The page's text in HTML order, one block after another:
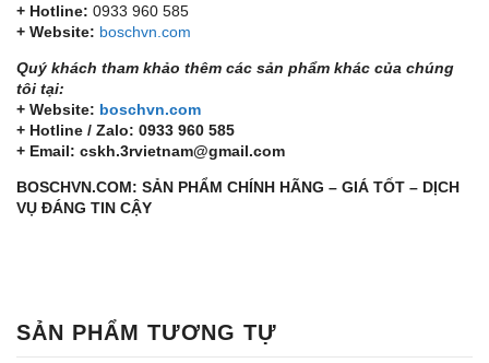
+ Hotline: 0933 960 585
+ Website: boschvn.com
Quý khách tham khảo thêm các sản phẩm khác của chúng
tôi tại:
+ Website: boschvn.com
+ Hotline / Zalo: 0933 960 585
+ Email: cskh.3rvietnam@gmail.com
BOSCHVN.COM: SẢN PHẨM CHÍNH HÃNG – GIÁ TỐT – DỊCH
VỤ ĐÁNG TIN CẬY
SẢN PHẨM TƯƠNG TỰ